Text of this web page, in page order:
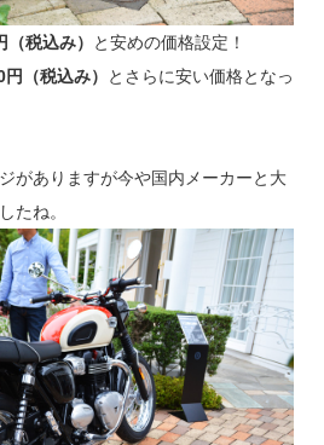
税込み）
と安めの価格設定！
（税込み）
とさらに安い価格となっ
がありますが今や国内メーカーと大
たね。